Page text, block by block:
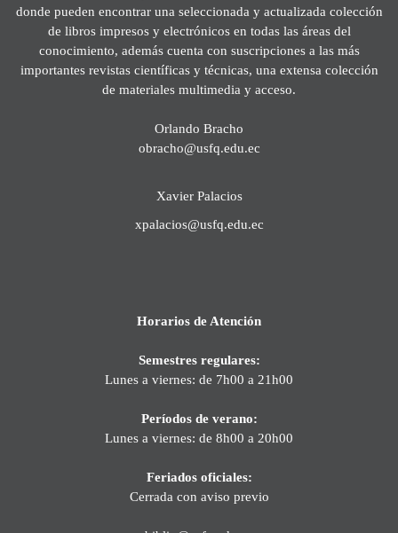
donde pueden encontrar una seleccionada y actualizada colección
de libros impresos y electrónicos en todas las áreas del
conocimiento, además cuenta con suscripciones a las más
importantes revistas científicas y técnicas, una extensa colección
de materiales multimedia y acceso.
Orlando Bracho
obracho@usfq.edu.ec
Xavier Palacios
xpalacios@usfq.edu.ec
Horarios de Atención
Semestres regulares:
Lunes a viernes: de 7h00 a 21h00
Períodos de verano:
Lunes a viernes: de 8h00 a 20h00
Feriados oficiales:
Cerrada con aviso previo